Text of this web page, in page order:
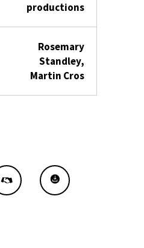
productions
Rosemary
Standley,
Martin Cros